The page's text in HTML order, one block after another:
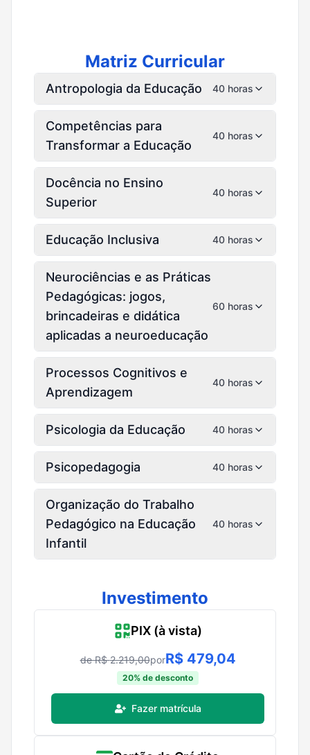
Matriz Curricular
Antropologia da Educação 40 horas
Competências para
Transformar a Educação
40 horas
Docência no Ensino
Superior
40 horas
Educação Inclusiva 40 horas
Neurociências e as Práticas
Pedagógicas: jogos,
brincadeiras e didática
aplicadas a neuroeducação
60 horas
Processos Cognitivos e
Aprendizagem
40 horas
Psicologia da Educação 40 horas
Psicopedagogia 40 horas
Organização do Trabalho
Pedagógico na Educação
Infantil
40 horas
Investimento
PIX (à vista)
de R$2.219,00porR$ 479,04
20% de desconto
Fazer matrícula